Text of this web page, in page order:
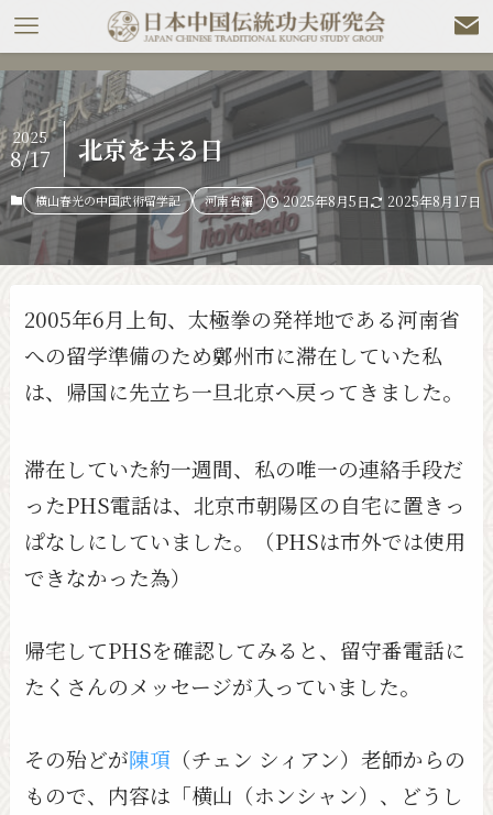
北京を去る日
2025
8/17
横山春光の中国武術留学記 河南省編 2025年8月5日 2025年8月17日
2005年6月上旬、太極拳の発祥地である河南省
への留学準備のため鄭州市に滞在していた私
は、帰国に先立ち一旦北京へ戻ってきました。
滞在していた約一週間、私の唯一の連絡手段だ
ったPHS電話は、北京市朝陽区の自宅に置きっ
ぱなしにしていました。（PHSは市外では使用
できなかった為）
帰宅してPHSを確認してみると、留守番電話に
たくさんのメッセージが入っていました。
その殆どが陳項 （チェン シィアン）老師からの
もので、内容は「横山（ホンシャン）、どうし